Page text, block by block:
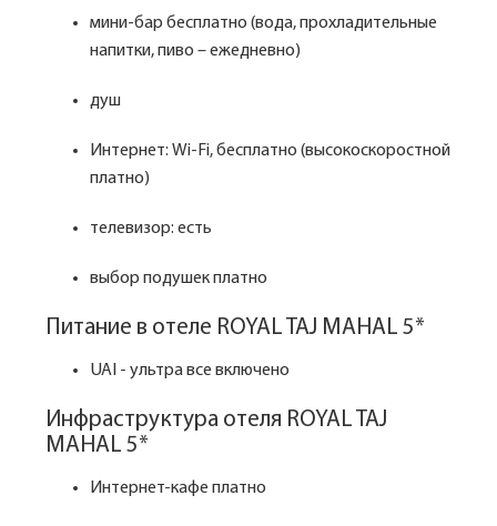
мини-бар бесплатно (вода, прохладительные
напитки, пиво – ежедневно)
душ
Интернет: Wi-Fi, бесплатно (высокоскоростной
платно)
телевизор: есть
выбор подушек платно
Питание в отеле ROYAL TAJ MAHAL 5*
UAI - ультра все включено
Инфраструктура отеля ROYAL TAJ
MAHAL 5*
Интернет-кафе платно